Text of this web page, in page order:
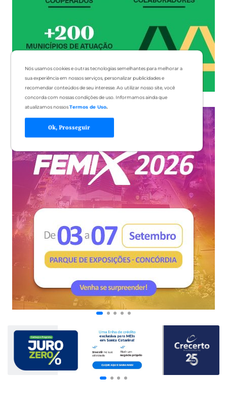
Nós usamos cookies e outras tecnologias semelhantes para melhorar a
sua experiência em nossos serviços, personalizar publicidades e
recomendar conteúdos de seu interesse. Ao utilizar nosso site, você
concorda com nossas condições de uso. Informamos ainda que
atualizamos nossosTermos de Uso.
Ok, Prosseguir